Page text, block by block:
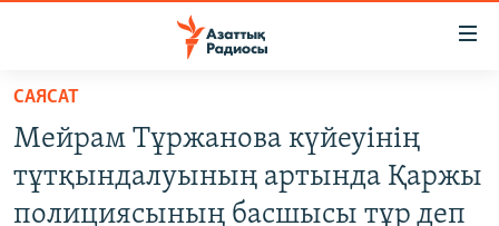
Skip
main
content
Skip
САЯСАТ
AZATTYQTV
САЯСАТ
Мейрам Тұржанова күйеуінің
тұтқындалуының артында Қаржы
полициясының басшысы тұр деп